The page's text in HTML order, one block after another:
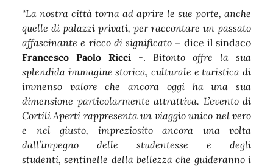
“La nostra città torna ad aprire le sue porte, anche
quelle di palazzi privati, per raccontare un passato
affascinante e ricco di significato – dice il sindaco
Francesco Paolo Ricci -. Bitonto offre la sua
splendida immagine storica, culturale e turistica di
immenso valore che ancora oggi ha una sua
dimensione particolarmente attrattiva. L’evento di
Cortili Aperti rappresenta un viaggio unico nel vero
e nel giusto, impreziosito ancora una volta
dall’impegno delle studentesse e degli
studenti, sentinelle della bellezza che guideranno i